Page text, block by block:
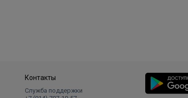
Контакты
Служба поддержки